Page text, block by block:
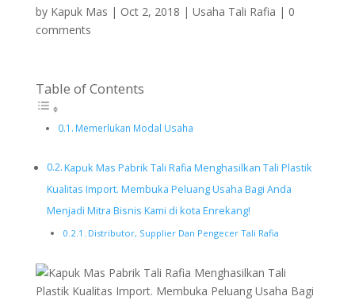
by Kapuk Mas | Oct 2, 2018 | Usaha Tali Rafia | 0
comments
Table of Contents
Memerlukan Modal Usaha
Kapuk Mas Pabrik Tali Rafia Menghasilkan Tali Plastik
Kualitas Import. Membuka Peluang Usaha Bagi Anda
Menjadi Mitra Bisnis Kami di kota Enrekang!
Distributor, Supplier Dan Pengecer Tali Rafia